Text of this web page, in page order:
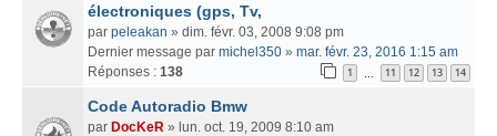
électroniques (gps, Tv,
par peleakan » dim. févr. 03, 2008 9:08 pm
Dernier message par michel350 » mar. févr. 23, 2016 1:15 am
Réponses : 138 1 11 12 13 14
Code Autoradio Bmw
par DocKeR » lun. oct. 19, 2009 8:10 am